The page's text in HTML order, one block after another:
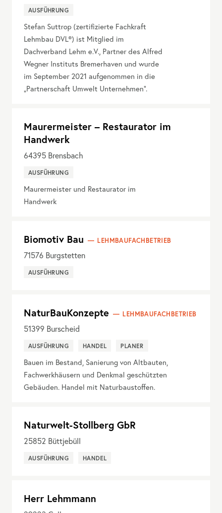
AUSFÜHRUNG
Stefan Suttrop (zertifizierte Fachkraft
Lehmbau DVL®) ist Mitglied im
Dachverband Lehm e.V., Partner des Alfred
Wegner Instituts Bremerhaven und wurde
im September 2021 aufgenommen in die
„Partnerschaft Umwelt Unternehmen“.
Maurermeister – Restaurator im
Handwerk
64395 Brensbach
AUSFÜHRUNG
Maurermeister und Restaurator im
Handwerk
Biomotiv Bau LEHMBAUFACHBETRIEB
71576 Burgstetten
AUSFÜHRUNG
NaturBauKonzepte LEHMBAUFACHBETRIEB
51399 Burscheid
AUSFÜHRUNG HANDEL PLANER
Bauen im Bestand, Sanierung von Altbauten,
Fachwerkhäusern und Denkmal geschützten
Gebäuden. Handel mit Naturbaustoffen.
Naturwelt-Stollberg GbR
25852 Büttjebüll
AUSFÜHRUNG HANDEL
Herr Lehmmann